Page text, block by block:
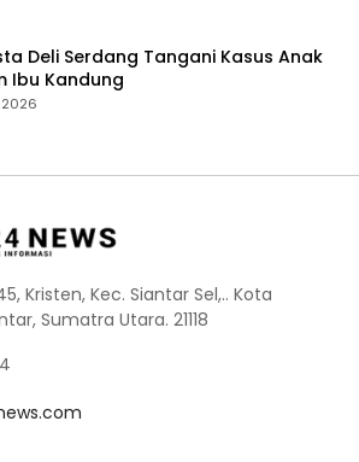
Deli Serdang Tangani Kasus Anak
Ibu Kandung
Kristen, Kec. Siantar Sel,.. Kota
Sumatra Utara. 21118